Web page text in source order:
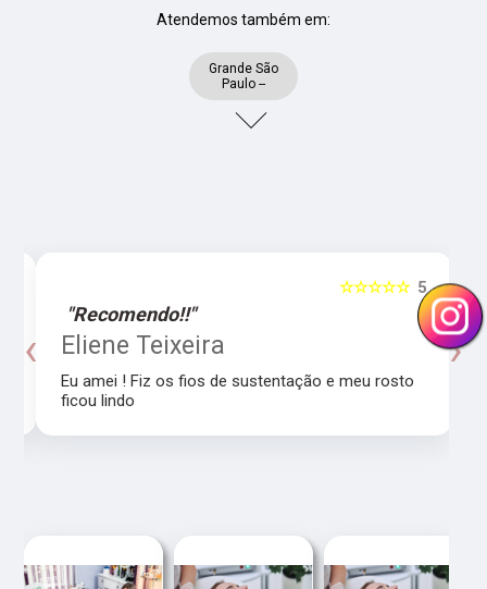
Atendemos também em:
Grande São
Paulo --
5
☆☆☆☆☆
"Recomendo!!"
Eliene Teixeira
Eu amei ! Fiz os fios de sustentação e meu rosto
ficou lindo
‹ ›